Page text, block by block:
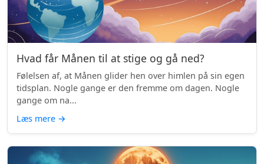
Hvad får Månen til at stige og gå ned?
Følelsen af, at Månen glider hen over himlen på sin egen
tidsplan. Nogle gange er den fremme om dagen. Nogle
gange om na...
Læs mere →